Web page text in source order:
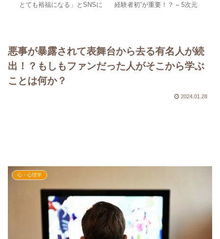
とても裕福になる」とSNSに
経験者初”が重要！？ – 5次元
悪事が暴露されて表舞台から去る有名人が続
出！？もしもファンだった人がそこから学ぶ
ことは何か？
2024.01.28
心・心理学